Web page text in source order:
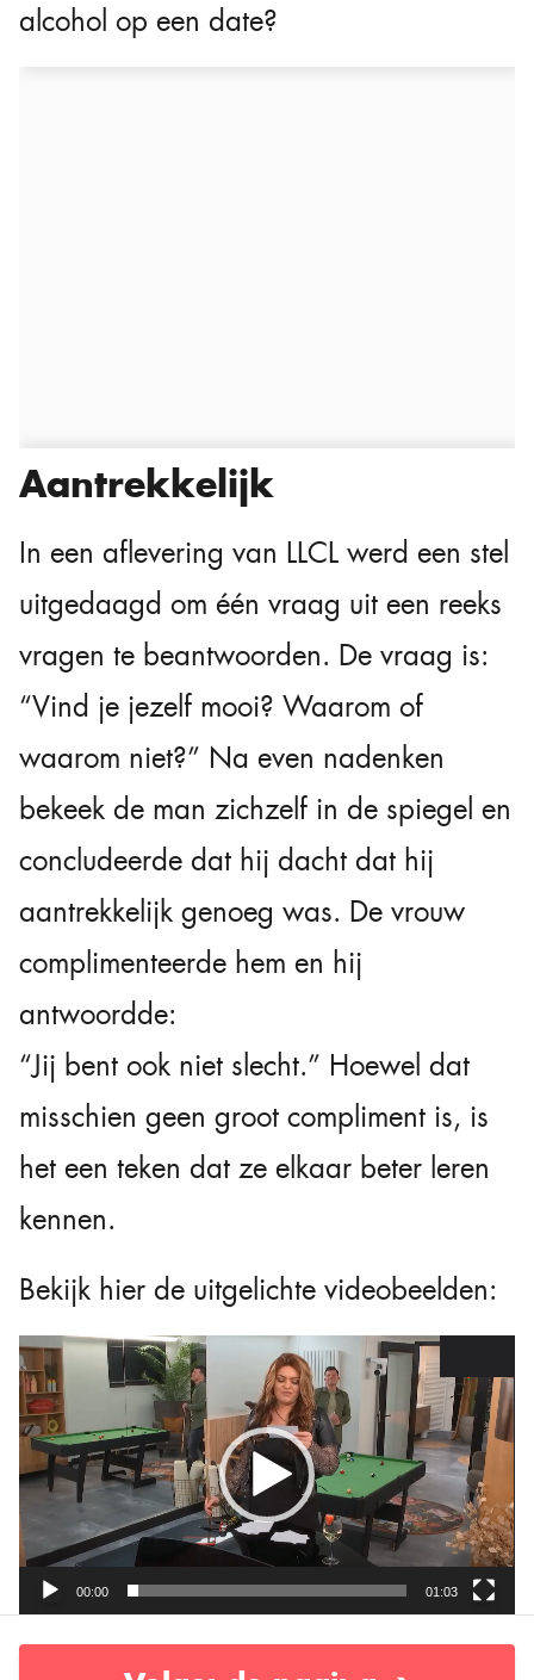
alcohol op een date?
Aantrekkelijk
In een aflevering van LLCL werd een stel
uitgedaagd om één vraag uit een reeks
vragen te beantwoorden. De vraag is:
“Vind je jezelf mooi? Waarom of
waarom niet?” Na even nadenken
bekeek de man zichzelf in de spiegel en
concludeerde dat hij dacht dat hij
aantrekkelijk genoeg was. De vrouw
complimenteerde hem en hij
antwoordde:
“Jij bent ook niet slecht.” Hoewel dat
misschien geen groot compliment is, is
het een teken dat ze elkaar beter leren
kennen.
Bekijk hier de uitgelichte videobeelden:
Videospeler
00:00 01:03